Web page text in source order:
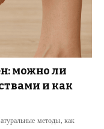
можно ли
и как
методы, как